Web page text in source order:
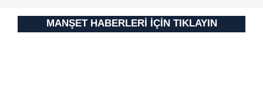
MANŞET HABERLERİ İÇİN TIKLAYIN